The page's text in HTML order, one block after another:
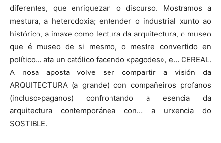
diferentes, que enriquezan o discurso. Mostramos a
mestura, a heterodoxia; entender o industrial xunto ao
histórico, a imaxe como lectura da arquitectura, o museo
que é museo de si mesmo, o mestre convertido en
político… ata un católico facendo «pagodes», e… CEREAL.
A nosa aposta volve ser compartir a visión da
ARQUITECTURA (a grande) con compañeiros profanos
(incluso»paganos) confrontando a esencia da
arquitectura contemporánea con… a urxencia do
SOSTIBLE.